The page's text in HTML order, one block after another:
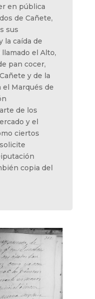
en pública
de Cañete,
sus
la caída de
el Alto,
pan cocer,
y de la
el Marqués de
de los
y el
ciertos
copia del